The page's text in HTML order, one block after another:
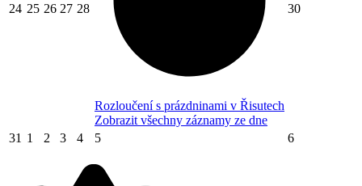
24 25 26 27 28
Rozloučení s prázdninami v Řisutech
Zobrazit všechny záznamy ze dne
30
31 1 2 3 4 5 6